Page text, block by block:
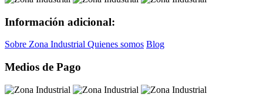
Información adicional:
Sobre Zona Industrial Quienes somos Blog
Medios de Pago